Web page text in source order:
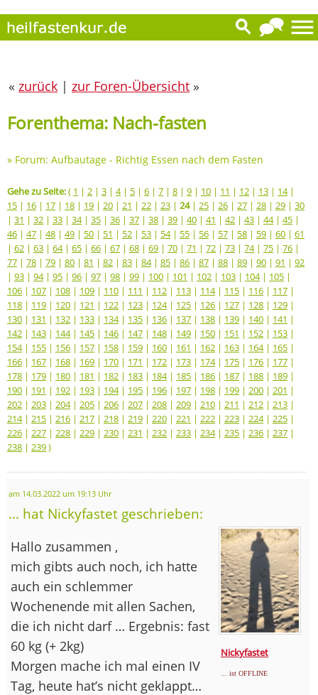
« zurück | zur Foren-Übersicht »
Forenthema: Nach-fasten
» Forum: Aufbautage - Richtig Essen nach dem Fasten
Gehe zu Seite:( 1 | 2 | 3 | 4| 5 | 6 | 7 | 8 | 9 | 10 | 11 | 12 | 13 | 14|
15 | 16 | 17 | 18 | 19 | 20 | 21 | 22 | 23 | 24| 25 | 26 | 27 | 28 | 29 | 30
| 31 | 32 | 33 | 34| 35 | 36 | 37 | 38 | 39 | 40 | 41 | 42 | 43 | 44| 45 |
46 | 47 | 48 | 49 | 50 | 51 | 52 | 53 | 54| 55 | 56 | 57 | 58 | 59 | 60 | 61
| 62 | 63 | 64| 65 | 66 | 67 | 68 | 69 | 70 | 71 | 72 | 73 | 74| 75 | 76 |
77 | 78 | 79 | 80 | 81 | 82 | 83 | 84| 85 | 86 | 87 | 88 | 89 | 90 | 91 | 92
| 93 | 94| 95 | 96 | 97 | 98 | 99 | 100 | 101 | 102 | 103 | 104| 105 |
106 | 107 | 108 | 109 | 110 | 111 | 112 | 113 | 114| 115 | 116 | 117 |
118 | 119 | 120 | 121 | 122 | 123 | 124| 125 | 126 | 127 | 128 | 129 |
130 | 131 | 132 | 133 | 134| 135 | 136 | 137 | 138 | 139 | 140 | 141 |
142 | 143 | 144| 145 | 146 | 147 | 148 | 149 | 150 | 151 | 152 | 153 |
154| 155 | 156 | 157 | 158 | 159 | 160 | 161 | 162 | 163 | 164| 165 |
166 | 167 | 168 | 169 | 170 | 171 | 172 | 173 | 174| 175 | 176 | 177 |
178 | 179 | 180 | 181 | 182 | 183 | 184| 185 | 186 | 187 | 188 | 189 |
190 | 191 | 192 | 193 | 194| 195 | 196 | 197 | 198 | 199 | 200 | 201 |
202 | 203 | 204| 205 | 206 | 207 | 208 | 209 | 210 | 211 | 212 | 213 |
214| 215 | 216 | 217 | 218 | 219 | 220 | 221 | 222 | 223 | 224| 225 |
226 | 227 | 228 | 229 | 230 | 231 | 232 | 233 | 234| 235 | 236 | 237 |
238 | 239)
am 14.03.2022 um 19:13 Uhr
... hat Nickyfastet geschrieben:
Nickyfastet
... ist OFFLINE
Hallo zusammen ,
mich gibts auch noch, ich hatte
auch ein schlemmer
Wochenende mit allen Sachen,
die ich nicht darf … Ergebnis: fast
60 kg (+ 2kg)
Morgen mache ich mal einen IV
Tag, heute hat’s nicht geklappt…